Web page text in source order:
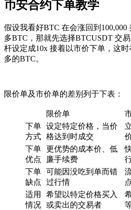
币安合约下单教学
假设我看好BTC 在会涨回到
多BTC，那就先选择BTCUSDT 交
杆设定成10x 接着以市价下单，这
多的BTC。
限价单及市价单的差别列于下表：
限价单
下单
方式
设定特定价格，当价
格达到时成交
下单
优点
更优势的成本价、低
廉手续费
下单
缺点
可能因没吃到单而错
过行情
适用
情况
希望以特定价格买入
或卖出的交易者